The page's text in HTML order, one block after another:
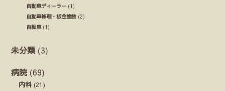
自動車ディーラー (1)
自動車修理・板金塗装 (2)
自転車(1)
未分類 (3)
病院 (69)
内科 (21)